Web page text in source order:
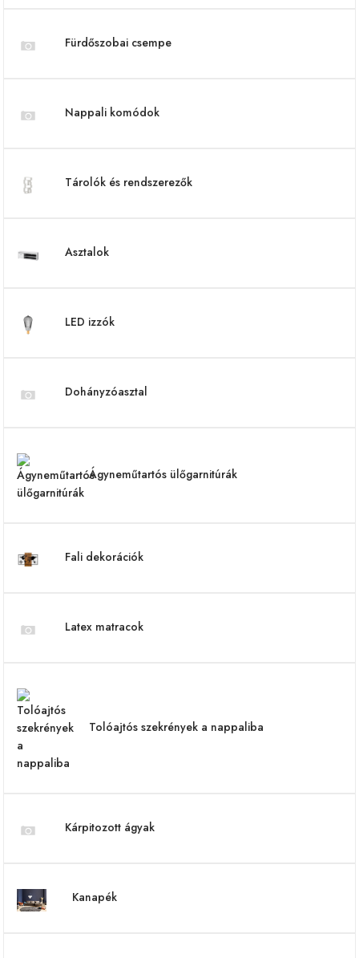
Fürdőszobai csempe
Nappali komódok
Tárolók és rendszerezők
Asztalok
LED izzók
Dohányzóasztal
Ágyneműtartós ülőgarnitúrák
Fali dekorációk
Latex matracok
Tolóajtós szekrények a nappaliba
Kárpitozott ágyak
Kanapék